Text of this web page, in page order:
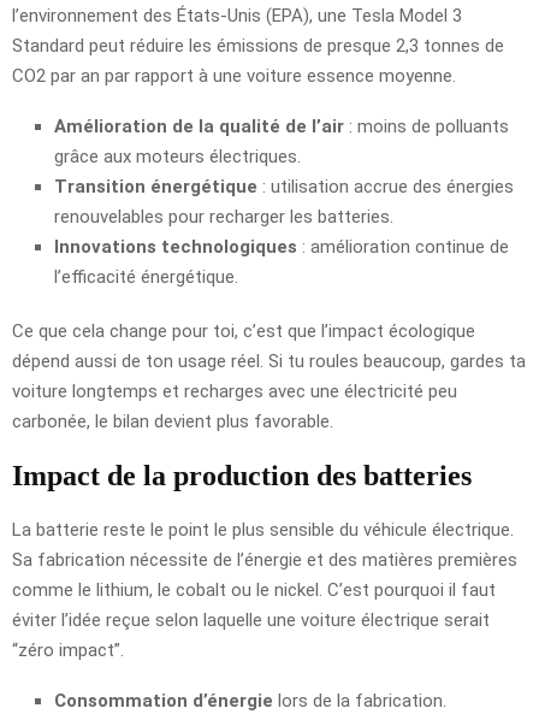
l’environnement des États-Unis (EPA), une Tesla Model 3
Standard peut réduire les émissions de presque 2,3 tonnes de
CO2 par an par rapport à une voiture essence moyenne.
Amélioration de la qualité de l’air : moins de polluants
grâce aux moteurs électriques.
Transition énergétique : utilisation accrue des énergies
renouvelables pour recharger les batteries.
Innovations technologiques : amélioration continue de
l’efficacité énergétique.
Ce que cela change pour toi, c’est que l’impact écologique
dépend aussi de ton usage réel. Si tu roules beaucoup, gardes ta
voiture longtemps et recharges avec une électricité peu
carbonée, le bilan devient plus favorable.
Impact de la production des batteries
La batterie reste le point le plus sensible du véhicule électrique.
Sa fabrication nécessite de l’énergie et des matières premières
comme le lithium, le cobalt ou le nickel. C’est pourquoi il faut
éviter l’idée reçue selon laquelle une voiture électrique serait
“zéro impact”.
Consommation d’énergie lors de la fabrication.